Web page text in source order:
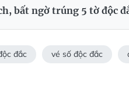
bất ngờ trúng 5 tờ độc
đắc vé số độc đắc